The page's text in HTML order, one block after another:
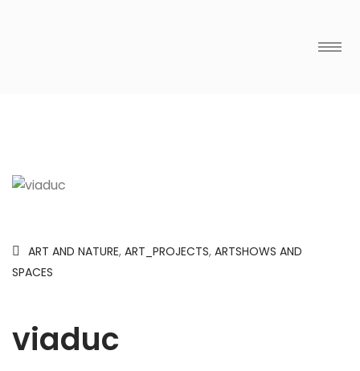
ART AND NATURE, ART_PROJECTS, ARTSHOWS AND
SPACES
viaduc